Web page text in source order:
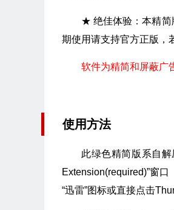
★ 绝佳体验：本精简
期使用请支持官方正版，
软件为精简和屏蔽广
使用方法
此绿色精简版系自
Extension(required)”窗
“迅雷”图标或直接点击